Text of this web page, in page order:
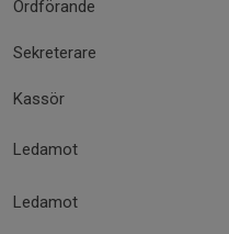
Ordförande
Sekreterare
Kassör
Ledamot
Ledamot